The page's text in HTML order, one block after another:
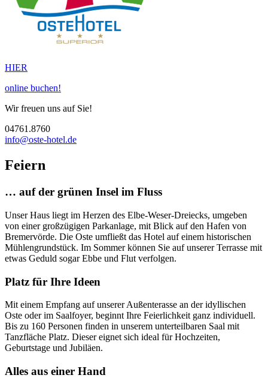
HIER
online buchen!
Wir freuen uns auf Sie!
04761.8760
info@oste-hotel.de
Feiern
… auf der grünen Insel im Fluss
Unser Haus liegt im Herzen des Elbe-Weser-Dreiecks, umgeben
von einer großzügigen Parkanlage, mit Blick auf den Hafen von
Bremervörde. Die Oste umfließt das Hotel auf einem historischen
Mühlengrundstück. Im Sommer können Sie auf unserer Terrasse mit
etwas Geduld sogar Ebbe und Flut verfolgen.
Platz für Ihre Ideen
Mit einem Empfang auf unserer Außenterasse an der idyllischen
Oste oder im Saalfoyer, beginnt Ihre Feierlichkeit ganz individuell.
Bis zu 160 Personen finden in unserem unterteilbaren Saal mit
Tanzfläche Platz. Dieser eignet sich ideal für Hochzeiten,
Geburtstage und Jubiläen.
Alles aus einer Hand